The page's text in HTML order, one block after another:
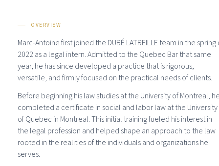
OVERVIEW
Marc-Antoine first joined the DUBÉ LATREILLE team in the spring
2022 as a legal intern. Admitted to the Quebec Bar that same
year, he has since developed a practice that is rigorous,
versatile, and firmly focused on the practical needs of clients.
Before beginning his law studies at the University of Montreal,
completed a certificate in social and labor law at the University
of Quebec in Montreal. This initial training fueled his interest in
the legal profession and helped shape an approach to the law
rooted in the realities of the individuals and organizations he
serves.